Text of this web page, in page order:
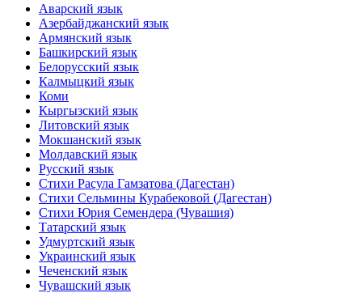
Аварский язык
Азербайджанский язык
Армянский язык
Башкирский язык
Белорусский язык
Калмыцкий язык
Коми
Кыргызский язык
Литовский язык
Мокшанский язык
Молдавский язык
Русский язык
Стихи Расула Гамзатова (Дагестан)
Стихи Сельмины Курабековой (Дагестан)
Стихи Юрия Семендера (Чувашия)
Татарский язык
Удмуртский язык
Украинский язык
Чеченский язык
Чувашский язык